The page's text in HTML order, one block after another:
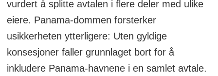
vurdert å splitte avtalen i flere deler med ulike
eiere. Panama-dommen forsterker
usikkerheten ytterligere: Uten gyldige
konsesjoner faller grunnlaget bort for å
inkludere Panama-havnene i en samlet avtale.